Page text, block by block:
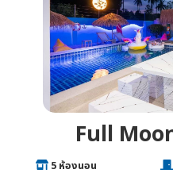
Full
5 ห้องนอน ________________